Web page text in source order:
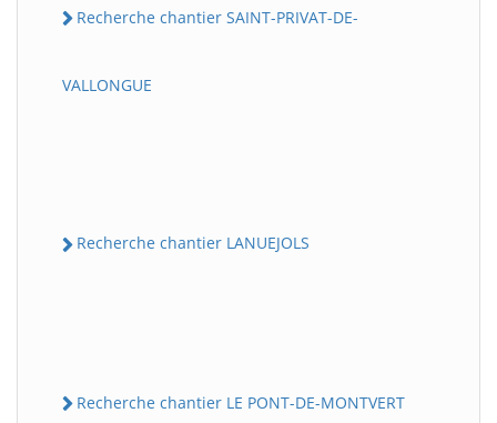
Recherche chantier SAINT-PRIVAT-DE-
VALLONGUE
Recherche chantier LANUEJOLS
Recherche chantier LE PONT-DE-MONTVERT